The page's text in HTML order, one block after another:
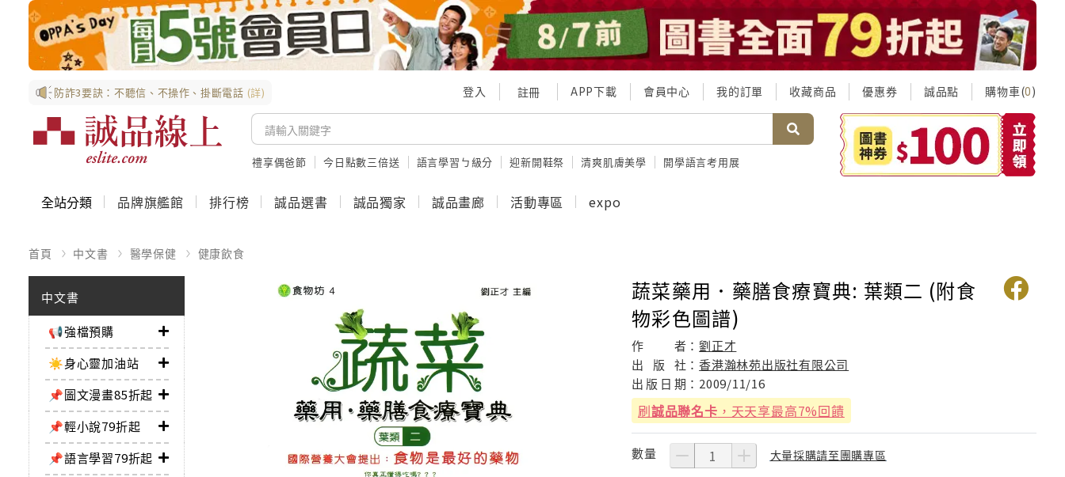
防詐3要訣：不聽信、不操作、掛斷電話 (詳) 登入 註冊 APP下載 會員中心 我的訂單 收藏商品 優惠券 誠品點 購物車(0)
禮享偶爸節 今日點數三倍送 語言學習ㄅ級分 迎新開鞋祭 清爽肌膚美學 開學語言考用展
全站分類 品牌旗艦館 排行榜 誠品選書 誠品獨家 誠品畫廊 活動專區 expo
首頁 中文書 醫學保健 健康飲食
中文書
📢強檔預購
☀️身心靈加油站
📌圖文漫畫85折起
📌輕小說79折起
📌語言學習79折起
蔬菜藥用．藥膳食療寶典: 葉類二 (附食
物彩色圖譜)
作 者：劉正才
出
版 社：香港瀚林苑出版社有限公司
出 版 日 期： 2009/11/16
刷誠品聯名卡 ，天天享最高7%回饋
數量 大量採購請至團購專區